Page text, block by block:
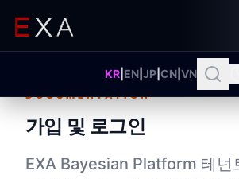
KR EN JP CN VN
DOCUMENTATION
가입 및 로그인
EXA Bayesian Platform 테넌